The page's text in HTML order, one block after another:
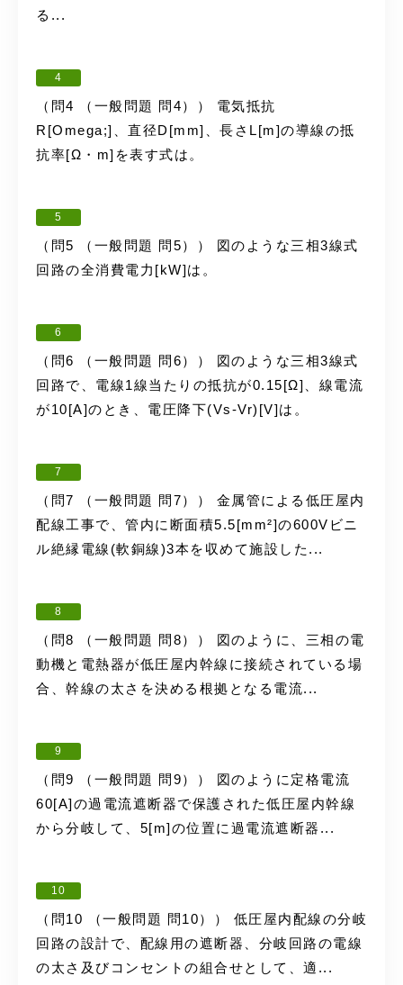
る...
4
（問4 （一般問題 問4）） 電気抵抗
R[Omega;]、直径D[mm]、長さL[m]の導線の抵
抗率[Ω・m]を表す式は。
5
（問5 （一般問題 問5）） 図のような三相3線式
回路の全消費電力[kW]は。
6
（問6 （一般問題 問6）） 図のような三相3線式
回路で、電線1線当たりの抵抗が0.15[Ω]、線電流
が10[A]のとき、電圧降下(Vs-Vr)[V]は。
7
（問7 （一般問題 問7）） 金属管による低圧屋内
配線工事で、管内に断面積5.5[mm²]の600Vビニ
ル絶縁電線(軟銅線)3本を収めて施設した...
8
（問8 （一般問題 問8）） 図のように、三相の電
動機と電熱器が低圧屋内幹線に接続されている場
合、幹線の太さを決める根拠となる電流...
9
（問9 （一般問題 問9）） 図のように定格電流
60[A]の過電流遮断器で保護された低圧屋内幹線
から分岐して、5[m]の位置に過電流遮断器...
10
（問10 （一般問題 問10）） 低圧屋内配線の分岐
回路の設計で、配線用の遮断器、分岐回路の電線
の太さ及びコンセントの組合せとして、適...